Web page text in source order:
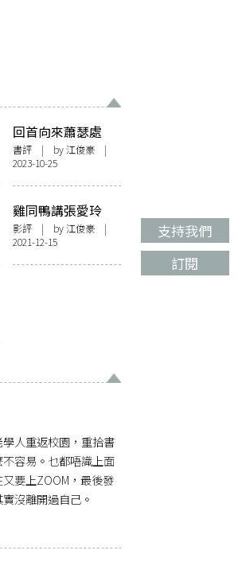
回首向來蕭瑟處
——淺談《尚未劇
終》
書評| by江俊豪|
2023-10-25
雞同鴨講張愛玲
——對電影《第一
爐香》的一點反思
影評| by江俊豪|
2021-12-15
人重返校園，重拾書
容易。乜都唔識上面
要上ZOOM，最後發
沒離開過自己。
支持我們
訂閱